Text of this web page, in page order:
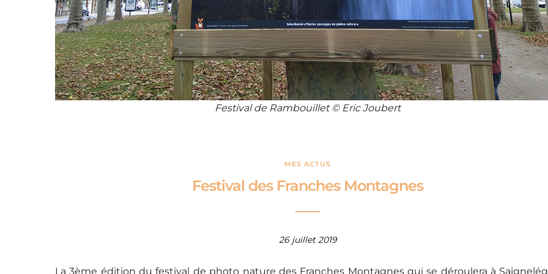
Festival de Rambouillet © Eric Joubert
MES ACTUS
Festival des Franches Montagnes
26 juillet 2019
La 3ème édition du festival de photo nature des Franches Montagnes qui se déroulera à